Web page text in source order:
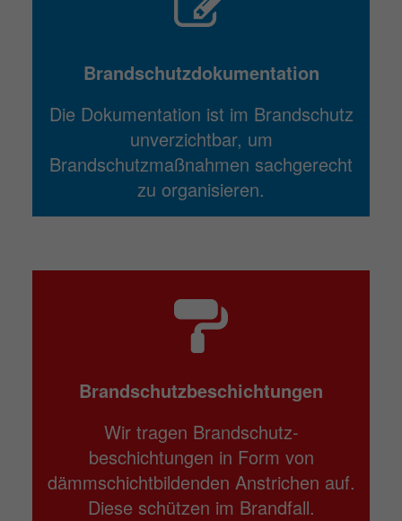
Brandschutz­dokumentation
Die Dokumentation ist im Brandschutz
unverzichtbar, um
Brandschutzmaßnahmen sachgerecht
zu organisieren.
Brandschutzbeschichtungen
Wir tragen Brandschutz­
beschichtungen in Form von
dämmschichtbildenden Anstrichen auf.
Diese schützen im Brandfall.